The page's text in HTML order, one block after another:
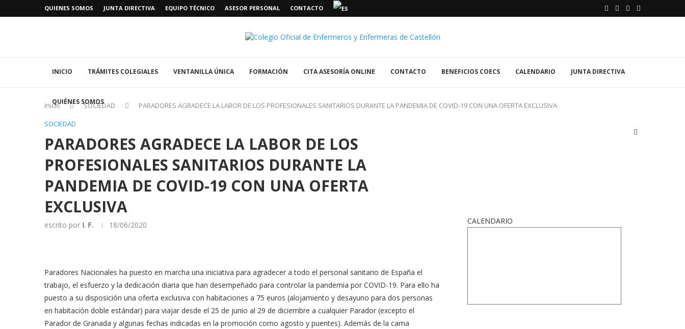
QUIENES SOMOS JUNTA DIRECTIVA EQUIPO TÉCNICO ASESOR PERSONAL CONTACTO
INICIO TRÁMITES COLEGIALES VENTANILLA ÚNICA FORMACIÓN CITA ASESORÍA ONLINE CONTACTO BENEFICIOS COECS CALENDARIO JUNTA DIRECTIVA
QUIÉNES SOMOS
Inicio SOCIEDAD
PARADORES AGRADECE LA LABOR DE LOS PROFESIONALES SANITARIOS DURANTE LA PANDEMIA DE COVID-19 CON UNA OFERTA EXCLUSIVA
SOCIEDAD
PARADORES AGRADECE LA LABOR DE LOS
PROFESIONALES SANITARIOS DURANTE LA
PANDEMIA DE COVID-19 CON UNA OFERTA
EXCLUSIVA
escrito por I. F. 18/06/2020
Paradores Nacionales ha puesto en marcha una iniciativa para agradecer a todo el personal sanitario de España el
trabajo, el esfuerzo y la dedicación diaria que han desempeñado para controlar la pandemia por COVID-19. Para ello ha
puesto a su disposición una oferta exclusiva con habitaciones a 75 euros (alojamiento y desayuno para dos personas
en habitación doble estándar) para viajar desde el 25 de junio al 29 de diciembre a cualquier Parador (excepto el
Parador de Granada y algunas fechas indicadas en la promoción como agosto y puentes). Además de la cama
CALENDARIO